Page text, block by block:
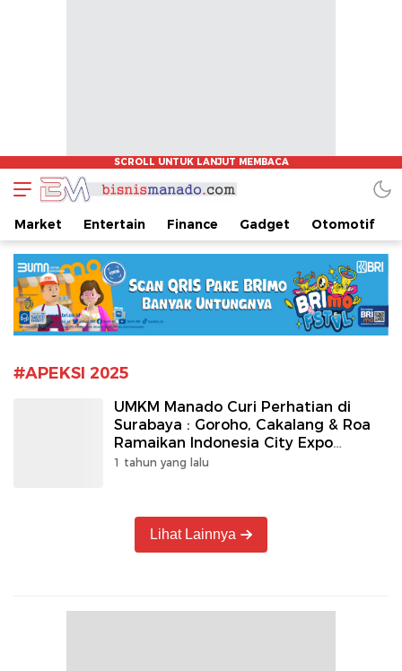
www.bisnismanado.com
Berita Bisnis Sulawesi Utara
Market Entertain Finance Gadget Otomotif
#APEKSI 2025
UMKM Manado Curi Perhatian di
Surabaya : Goroho, Cakalang & Roa
Ramaikan Indonesia City Expo
Surabaya 2025
1 tahun yang lalu
Lihat Lainnya